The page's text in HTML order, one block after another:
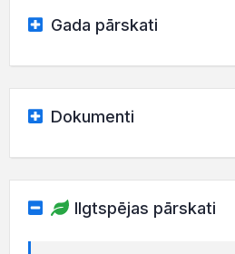
Gada pārskati
Dokumenti
Ilgtspējas pārskati